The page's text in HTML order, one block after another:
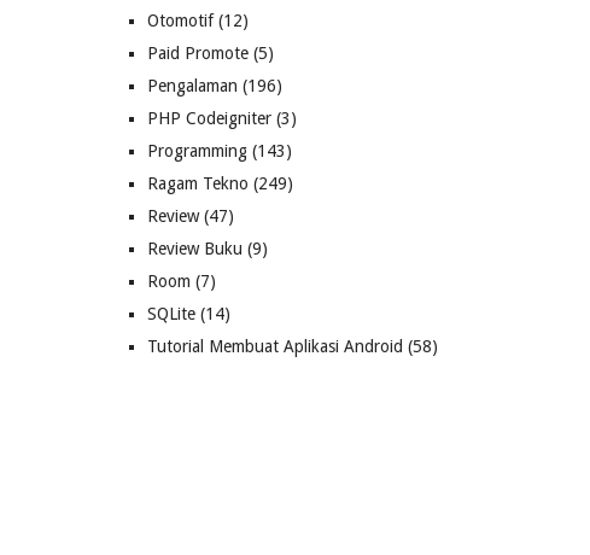
Otomotif(12)
Paid Promote (5)
Pengalaman (196)
PHP Codeigniter (3)
Programming (143)
Ragam Tekno (249)
Review(47)
Review Buku (9)
Room (7)
SQLite (14)
Tutorial Membuat Aplikasi Android (58)